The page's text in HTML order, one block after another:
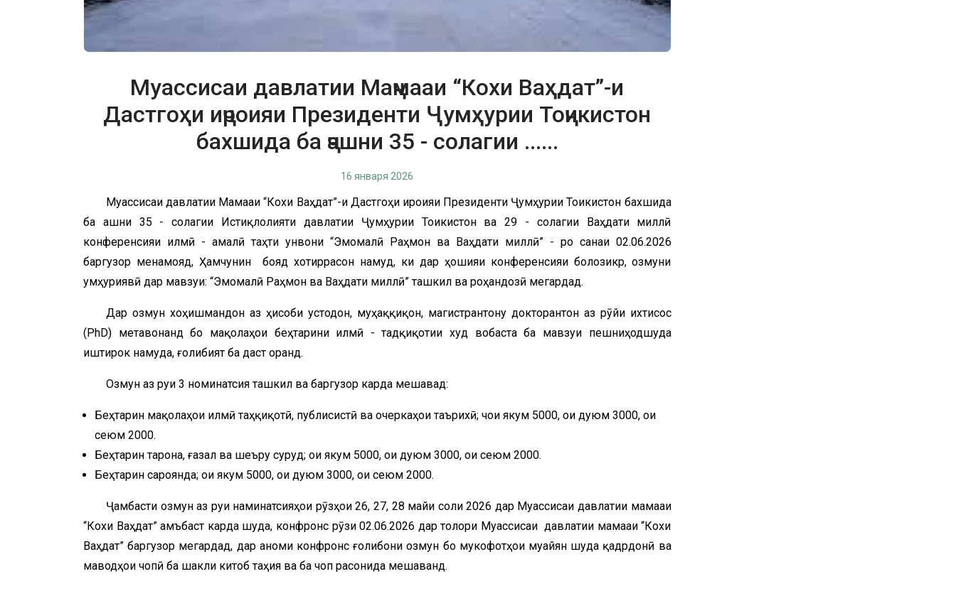
Муассисаи давлатии Маҷмааи “Кохи Ваҳдат”-и
Дастгоҳи иҷроияи Президенти Ҷумҳурии Тоҷикистон
бахшида ба ҷашни 35 - солагии ......
16 января 2026
Муассисаи давлатии Маҷмааи “Кохи Ваҳдат”-и Дастгоҳи иҷроияи Президенти Ҷумҳурии Тоҷикистон бахшида
ба ҷашни 35 - солагии Истиқлолияти давлатии Ҷумҳурии Тоҷикистон ва 29 - солагии Ваҳдати миллӣ
конференсияи илмӣ - амалӣ таҳти унвони “Эмомалӣ Раҳмон ва Ваҳдати миллӣ” - ро санаи 02.06.2026
баргузор менамояд, Ҳамчунин бояд хотиррасон намуд, ки дар ҳошияи конференсияи болозикр, озмуни
ҷумҳуриявӣ дар мавзуи: “Эмомалӣ Раҳмон ва Ваҳдати миллӣ” ташкил ва роҳандозӣ мегардад.
Дар озмун хоҳишмандон аз ҳисоби устодон, муҳаққиқон, магистрантону докторантон аз рӯйи ихтисос
(PhD) метавонанд бо мақолаҳои беҳтарини илмӣ - тадқиқотии худ вобаста ба мавзуи пешниҳодшуда
иштирок намуда, ғолибият ба даст оранд.
Озмун аз руи 3 номинатсия ташкил ва баргузор карда мешавад:
Беҳтарин мақолаҳои илмӣ таҳқиқотӣ, публисистӣ ва очеркаҳои таърихӣ; чои якум 5000, ҷои дуюм 3000, ҷои
сеюм 2000.
Беҳтарин тарона, ғазал ва шеъру суруд; ҷои якум 5000, ҷои дуюм 3000, ҷои сеюм 2000.
Беҳтарин сароянда; ҷои якум 5000, ҷои дуюм 3000, ҷои сеюм 2000.
Ҷамбасти озмун аз руи наминатсияҳои рӯзҳои 26, 27, 28 майи соли 2026 дар Муассисаи давлатии маҷмааи
“Кохи Ваҳдат” ҷамъбаст карда шуда, конфронс рӯзи 02.06.2026 дар толори Муассисаи давлатии маҷмааи “Кохи
Ваҳдат” баргузор мегардад, дар анҷоми конфронс ғолибони озмун бо мукофотҳои муайян шуда қадрдонӣ ва
маводҳои чопӣ ба шакли китоб таҳия ва ба чоп расонида мешаванд.